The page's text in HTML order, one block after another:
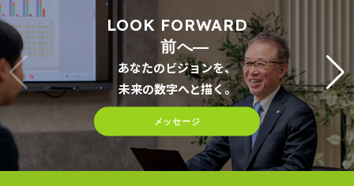
LOOK FORWARD
前へ―
あなたのビジョンを、
未来の数字へと描く。
メッセージ